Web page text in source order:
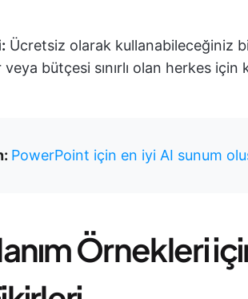
Ücretsiz olarak kullanabileceğiniz
bütçesi sınırlı olan herkes için
PowerPoint için en iyi AI sunum
Örnekleri